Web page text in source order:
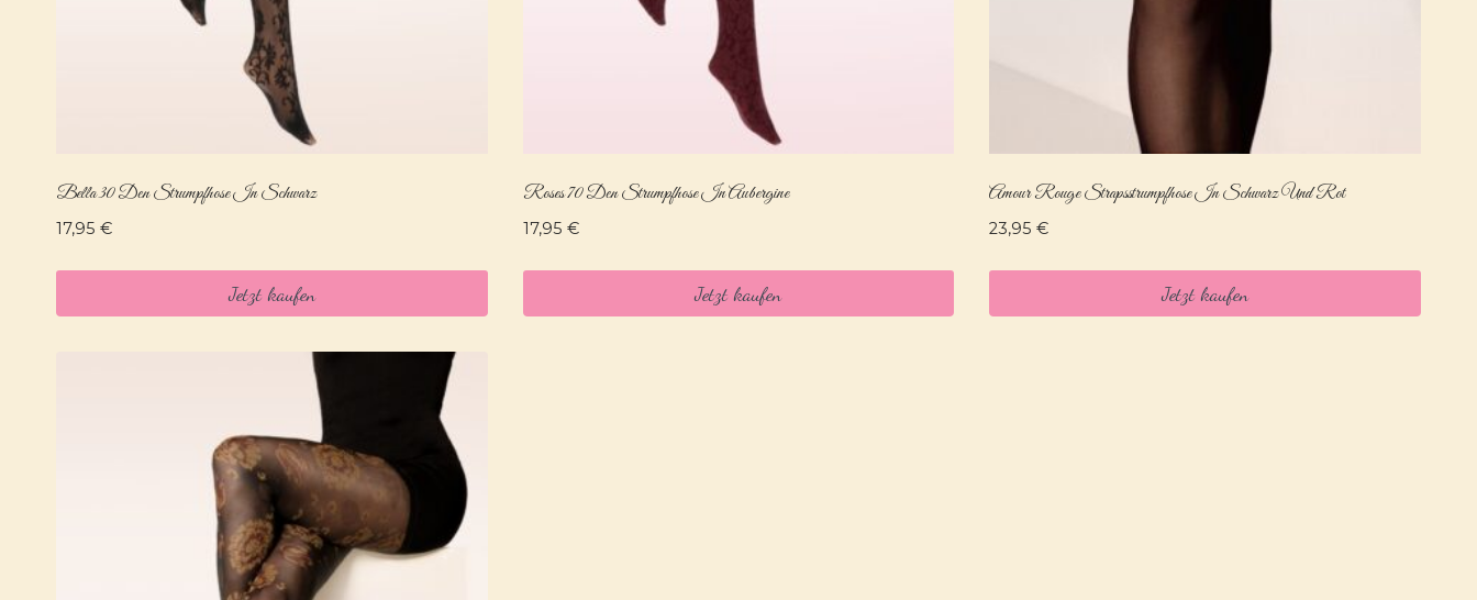
Bella 30 Den Strumpfhose In Schwarz
17,95 €
Jetzt kaufen
Roses 70 Den Strumpfhose In Aubergine
17,95 €
Jetzt kaufen
Amour Rouge Strapsstrumpfhose In Schwarz Und Rot
23,95€
Jetzt kaufen